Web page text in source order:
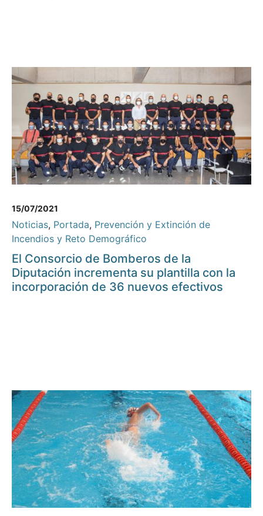
15/07/2021
Noticias, Portada, Prevención y Extinción de
Incendios y Reto Demográfico
El Consorcio de Bomberos de la
Diputación incrementa su plantilla con la
incorporación de 36 nuevos efectivos